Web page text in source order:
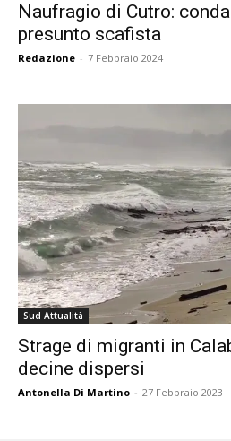
Naufragio di Cutro:
presunto scafista
Redazione - 7 Febbraio 2024
Sud Attualità
Strage di migranti in
decine dispersi
Antonella Di Martino - 27 Febbraio 2023